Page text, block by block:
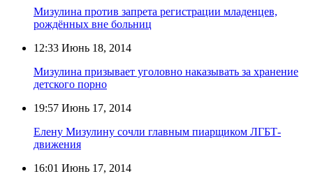
Мизулина против запрета регистрации младенцев,
рождённых вне больниц
12:33 Июнь 18, 2014
Мизулина призывает уголовно наказывать за хранение
детского порно
19:57 Июнь 17, 2014
Елену Мизулину сочли главным пиарщиком ЛГБТ-
движения
16:01 Июнь 17, 2014